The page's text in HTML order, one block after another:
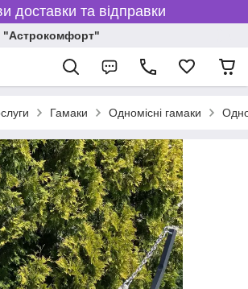
доставки та відправки
"Астрокомфорт"
Гамаки Одномісні гамаки